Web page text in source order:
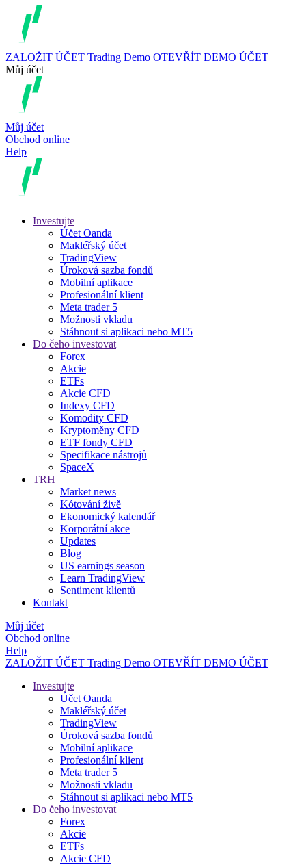
ZALOŽIT ÚČET Trading Demo OTEVŘÍT DEMO ÚČET
Můj účet
Můj účet
Obchod online
Help
Investujte
Účet Oanda
Makléřský účet
TradingView
Úroková sazba fondů
Mobilní aplikace
Profesionální klient
Meta trader 5
Možnosti vkladu
Stáhnout si aplikaci nebo MT5
Do čeho investovat
Forex
Akcie
ETFs
Akcie CFD
Indexy CFD
Komodity CFD
Kryptoměny CFD
ETF fondy CFD
Specifikace nástrojů
SpaceX
TRH
Market news
Kótování živě
Ekonomický kalendář
Korporátní akce
Updates
Blog
US earnings season
Learn TradingView
Sentiment klientů
Kontakt
Můj účet
Obchod online
Help
ZALOŽIT ÚČET Trading Demo OTEVŘÍT DEMO ÚČET
Investujte
Účet Oanda
Makléřský účet
TradingView
Úroková sazba fondů
Mobilní aplikace
Profesionální klient
Meta trader 5
Možnosti vkladu
Stáhnout si aplikaci nebo MT5
Do čeho investovat
Forex
Akcie
ETFs
Akcie CFD